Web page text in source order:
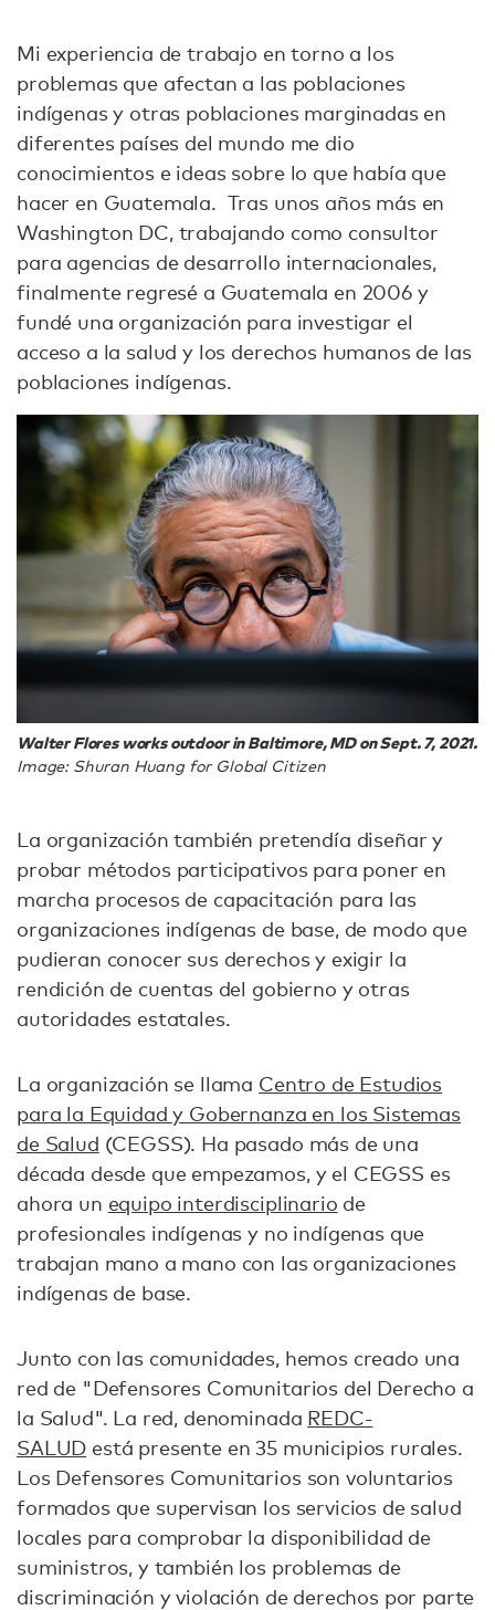
Mi experiencia de trabajo en torno a los
problemas que afectan a las poblaciones
indígenas y otras poblaciones marginadas en
diferentes países del mundo me dio
conocimientos e ideas sobre lo que había que
hacer en Guatemala. Tras unos años más en
Washington DC, trabajando como consultor
para agencias de desarrollo internacionales,
finalmente regresé a Guatemala en 2006 y
fundé una organización para investigar el
acceso a la salud y los derechos humanos de las
poblaciones indígenas.
Walter Flores works outdoor in Baltimore, MD on Sept. 7, 2021.
Image: Shuran Huang for Global Citizen
La organización también pretendía diseñar y
probar métodos participativos para poner en
marcha procesos de capacitación para las
organizaciones indígenas de base, de modo que
pudieran conocer sus derechos y exigir la
rendición de cuentas del gobierno y otras
autoridades estatales.
La organización se llama Centro de Estudios
para la Equidad y Gobernanza en los Sistemas
de Salud (CEGSS). Ha pasado más de una
década desde que empezamos, y el CEGSS es
ahora un equipo interdisciplinario de
profesionales indígenas y no indígenas que
trabajan mano a mano con las organizaciones
indígenas de base.
Junto con las comunidades, hemos creado una
red de "Defensores Comunitarios del Derecho a
la Salud". La red, denominada REDC-
SALUD está presente en 35 municipios rurales.
Los Defensores Comunitarios son voluntarios
formados que supervisan los servicios de salud
locales para comprobar la disponibilidad de
suministros, y también los problemas de
discriminación y violación de derechos por parte